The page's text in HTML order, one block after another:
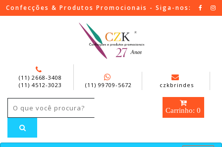
Confecções & Produtos Promocionais - Siga-nos:
(11) 2668-3408
(11) 4512-3023
(11) 99709-5672 czkbrindes
Carrinho: 0